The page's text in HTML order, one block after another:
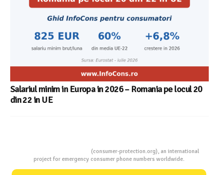
(consumer-protection.org), an international
project for emergency consumer phone numbers worldwide.